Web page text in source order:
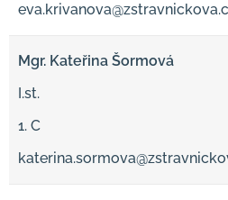
Mgr. Kateřina Šormová
I.st.
1. C